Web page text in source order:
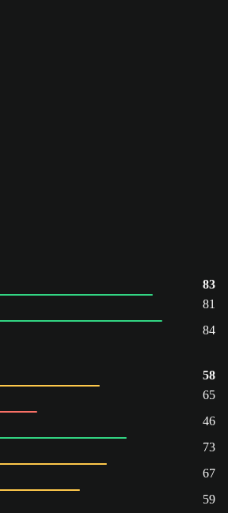
83
81
84
58
65
46
73
67
59